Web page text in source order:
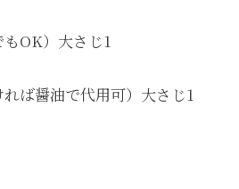
もOK）大さじ1
ば醤油で代用可）大さじ1